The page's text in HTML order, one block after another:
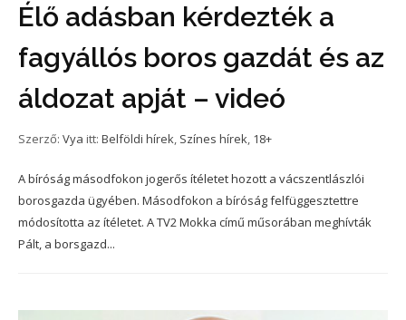
Élő adásban kérdezték a
fagyállós boros gazdát és az
áldozat apját – videó
Szerző: Vya itt: Belföldi hírek, Színes hírek, 18+
A bíróság másodfokon jogerős ítéletet hozott a vácszentlászlói
borosgazda ügyében. Másodfokon a bíróság felfüggesztettre
módosította az ítéletet. A TV2 Mokka című műsorában meghívták
Pált, a borsgazd...